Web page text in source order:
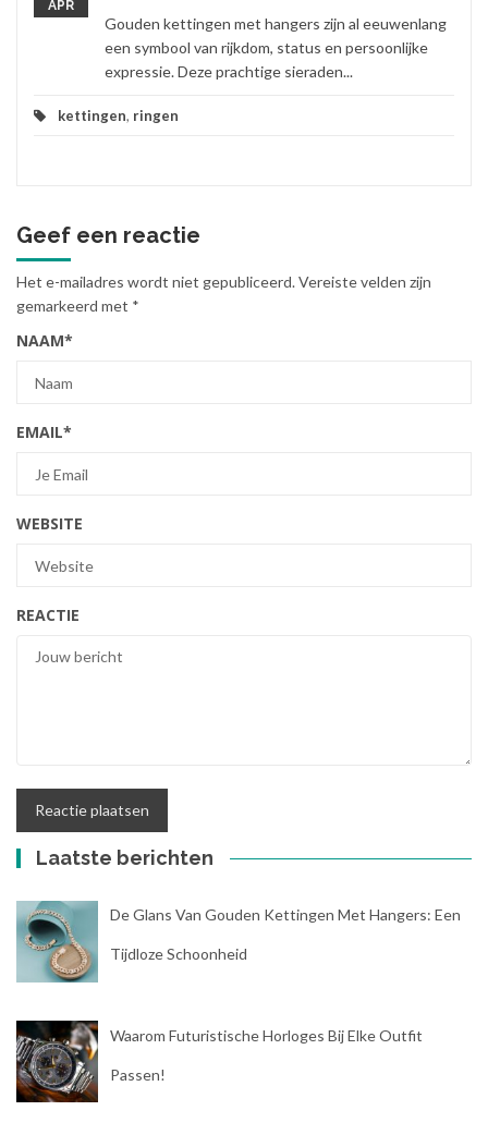
APR
Gouden kettingen met hangers zijn al eeuwenlang
een symbool van rijkdom, status en persoonlijke
expressie. Deze prachtige sieraden...
kettingen, ringen
Geef een reactie
Het e-mailadres wordt niet gepubliceerd.Vereiste velden zijn
gemarkeerd met *
NAAM*
EMAIL*
WEBSITE
REACTIE
Laatste berichten
De Glans Van Gouden Kettingen Met Hangers: Een
Tijdloze Schoonheid
Waarom Futuristische Horloges Bij Elke Outfit
Passen!